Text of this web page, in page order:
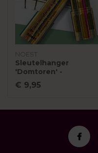
NOEST
Sleutelhanger
'Domtoren' -
skateboardhout |
Noest
€ 9,95